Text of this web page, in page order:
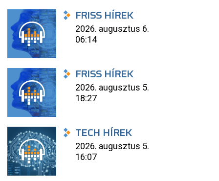
FRISS HÍREK
2026. augusztus 6.
06:14
FRISS HÍREK
2026. augusztus 5.
18:27
TECH HÍREK
2026. augusztus 5.
16:07